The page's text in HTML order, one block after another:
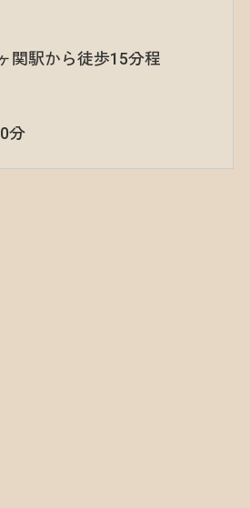
関駅から徒歩15分程
分